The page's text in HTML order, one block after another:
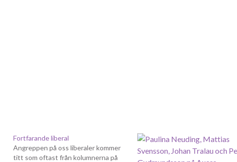
Fortfarande liberal
Angreppen på oss liberaler kommer
titt som oftast från kolumnerna på